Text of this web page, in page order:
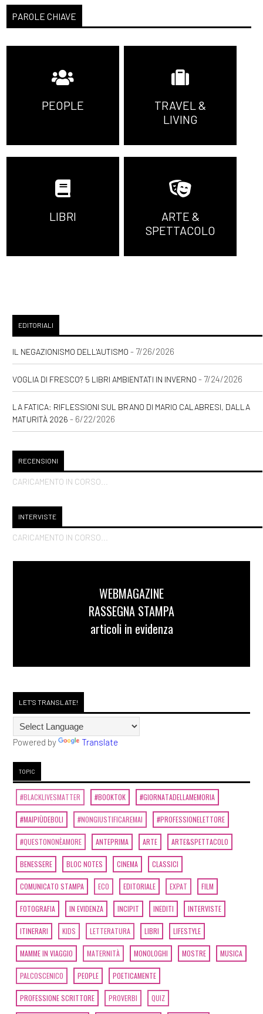
PAROLE CHIAVE
PEOPLE
TRAVEL &
LIVING
LIBRI
ARTE &
SPETTACOLO
EDITORIALI
IL NEGAZIONISMO DELL'AUTISMO - 7/26/2026
VOGLIA DI FRESCO? 5 LIBRI AMBIENTATI IN INVERNO - 7/24/2026
LA FATICA: RIFLESSIONI SUL BRANO DI MARIO CALABRESI, DALLA
MATURITÀ 2026 - 6/22/2026
RECENSIONI
CARICAMENTO IN CORSO...
INTERVISTE
CARICAMENTO IN CORSO...
WEBMAGAZINE
RASSEGNA STAMPA
articoli in evidenza
LET'S TRANSLATE!
Powered by Translate
TOPIC
#BLACKLIVESMATTER #BOOKTOK #GIORNATADELLAMEMORIA
#MAIPIÙDEBOLI #NONGIUSTIFICAREMAI #PROFESSIONELETTORE
#QUESTONONÈAMORE ANTEPRIMA ARTE ARTE&SPETTACOLO
BENESSERE BLOC NOTES CINEMA CLASSICI
COMUNICATO STAMPA ECO EDITORIALE EXPAT FILM
FOTOGRAFIA IN EVIDENZA INCIPIT INEDITI INTERVISTE
ITINERARI KIDS LETTERATURA LIBRI LIFESTYLE
MAMME IN VIAGGIO MATERNITÀ MONOLOGHI MOSTRE MUSICA
PALCOSCENICO PEOPLE POETICAMENTE
PROFESSIONE SCRITTORE PROVERBI QUIZ